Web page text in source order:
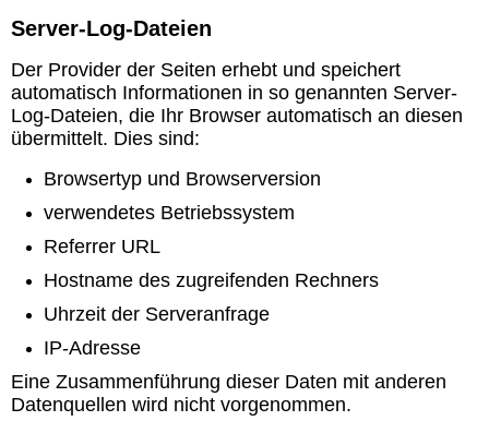
Server-Log-Dateien
Der Provider der Seiten erhebt und speichert
automatisch Informationen in so genannten Server-
Log-Dateien, die Ihr Browser automatisch an diesen
übermittelt. Dies sind:
Browsertyp und Browserversion
verwendetes Betriebssystem
Referrer URL
Hostname des zugreifenden Rechners
Uhrzeit der Serveranfrage
IP-Adresse
Eine Zusammenführung dieser Daten mit anderen
Datenquellen wird nicht vorgenommen.